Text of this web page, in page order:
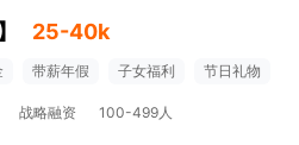
】 25-40k
带薪年假 子女福利 节日礼物
战略融资 100-499人